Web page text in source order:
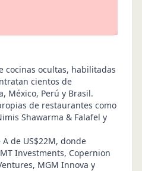
cocinas ocultas, habilitadas
cientos de
México, Perú y Brasil.
de restaurantes como
Shawarma & Falafel y
de US$22M, donde
Investments, Copernion
MGM Innova y